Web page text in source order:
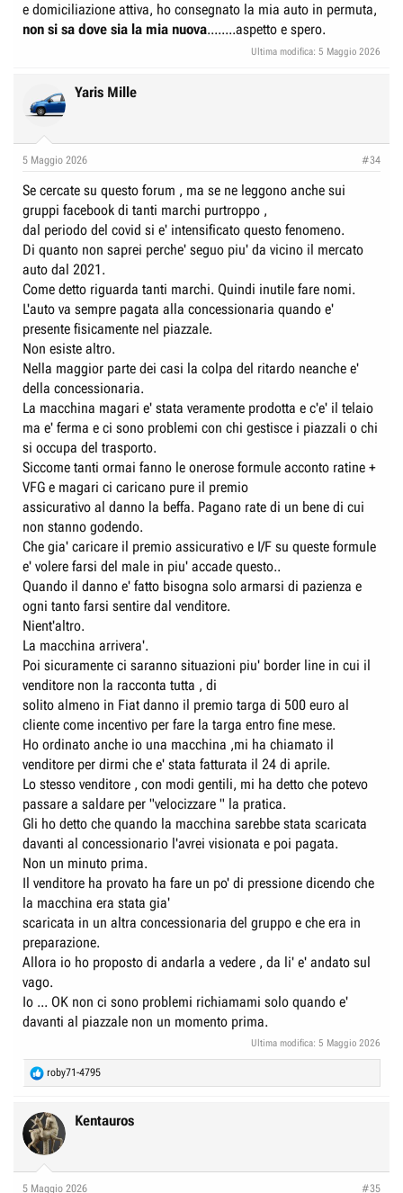
e domiciliazione attiva, ho consegnato la mia auto in permuta,
non si sa dove sia la mia nuova........aspetto e spero.
Ultima modifica: 5 Maggio 2026
Yaris Mille
5 Maggio 2026 #34
Se cercate su questo forum , ma se ne leggono anche sui
gruppi facebook di tanti marchi purtroppo ,
dal periodo del covid si e' intensificato questo fenomeno.
Di quanto non saprei perche' seguo piu' da vicino il mercato
auto dal 2021.
Come detto riguarda tanti marchi. Quindi inutile fare nomi.
L'auto va sempre pagata alla concessionaria quando e'
presente fisicamente nel piazzale.
Non esiste altro.
Nella maggior parte dei casi la colpa del ritardo neanche e'
della concessionaria.
La macchina magari e' stata veramente prodotta e c'e' il telaio
ma e' ferma e ci sono problemi con chi gestisce i piazzali o chi
si occupa del trasporto.
Siccome tanti ormai fanno le onerose formule acconto ratine +
VFG e magari ci caricano pure il premio
assicurativo al danno la beffa. Pagano rate di un bene di cui
non stanno godendo.
Che gia' caricare il premio assicurativo e I/F su queste formule
e' volere farsi del male in piu' accade questo..
Quando il danno e' fatto bisogna solo armarsi di pazienza e
ogni tanto farsi sentire dal venditore.
Nient'altro.
La macchina arrivera'.
Poi sicuramente ci saranno situazioni piu' border line in cui il
venditore non la racconta tutta , di
solito almeno in Fiat danno il premio targa di 500 euro al
cliente come incentivo per fare la targa entro fine mese.
Ho ordinato anche io una macchina ,mi ha chiamato il
venditore per dirmi che e' stata fatturata il 24 di aprile.
Lo stesso venditore , con modi gentili, mi ha detto che potevo
passare a saldare per "velocizzare " la pratica.
Gli ho detto che quando la macchina sarebbe stata scaricata
davanti al concessionario l'avrei visionata e poi pagata.
Non un minuto prima.
Il venditore ha provato ha fare un po' di pressione dicendo che
la macchina era stata gia'
scaricata in un altra concessionaria del gruppo e che era in
preparazione.
Allora io ho proposto di andarla a vedere , da li' e' andato sul
vago.
Io ... OK non ci sono problemi richiamami solo quando e'
davanti al piazzale non un momento prima.
Ultima modifica: 5 Maggio 2026
R
e
c
t
i
roby71-4795
Kentauros
5 Maggio 2026 #35